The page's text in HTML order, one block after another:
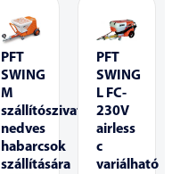
PFT
SWING
M
szállítószivattyú,
nedves
habarcsok
szállítására
PFT
SWING
L FC-
230V
airless
c
variálható